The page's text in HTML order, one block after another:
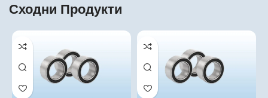
Сходни Продукти